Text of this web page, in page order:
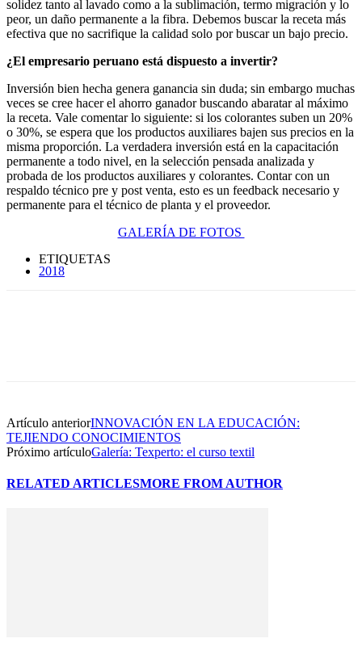
solidez tanto al lavado como a la sublimación, termo migración y lo
peor, un daño permanente a la fibra. Debemos buscar la receta más
efectiva que no sacrifique la calidad solo por buscar un bajo precio.
¿El empresario peruano está dispuesto a invertir?
Inversión bien hecha genera ganancia sin duda; sin embargo muchas
veces se cree hacer el ahorro ganador buscando abaratar al máximo
la receta. Vale comentar lo siguiente: si los colorantes suben un 20%
o 30%, se espera que los productos auxiliares bajen sus precios en la
misma proporción. La verdadera inversión está en la capacitación
permanente a todo nivel, en la selección pensada analizada y
probada de los productos auxiliares y colorantes. Contar con un
respaldo técnico pre y post venta, esto es un feedback necesario y
permanente para el técnico de planta y el proveedor.
GALERÍA DE FOTOS
ETIQUETAS
2018
Artículo anteriorINNOVACIÓN EN LA EDUCACIÓN:
TEJIENDO CONOCIMIENTOS
Próximo artículoGalería: Texperto: el curso textil
RELATED ARTICLESMORE FROM AUTHOR